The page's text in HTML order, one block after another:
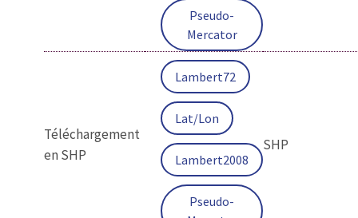
Pseudo-
Mercator
Téléchargement
en SHP
Lambert72
Lat/Lon
Lambert2008
Pseudo-
SHP